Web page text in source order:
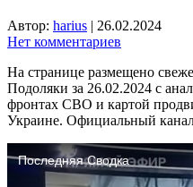
Автор: harius | 26.02.2024
Нет комментариев
На странице размещено
Подоляки за 26.02.2024 с
фронтах СВО и картой
Украине. Официальный канал